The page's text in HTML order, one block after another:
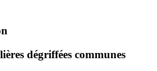
dégriffées communes